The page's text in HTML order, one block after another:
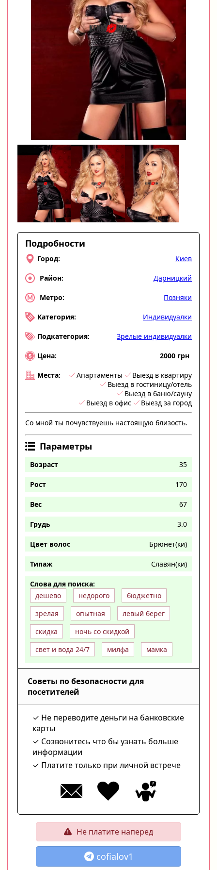
Подробности
Город: Киев
Район: Дарницкий
Метро: Позняки
Категория: Индивидуалки
Подкатегория: Зрелые индивидуалки
Цена: 2000 грн
Места: Апартаменты
Выезд в квартиру
Выезд в гостиницу/отель
Выезд в баню/сауну
Выезд в офис
Выезд за город
Со мной ты почувствуешь настоящую близость.
Параметры
Возраст 35
Рост 170
Вес 67
Грудь 3.0
Цвет волос Брюнет(ки)
Типаж Славян(ки)
Слова для поиска:
дешево
недорого
бюджетно
зрелая
опытная
левый берег
скидка
ночь со скидкой
свет и вода 24/7
милфа мамка
Советы по безопасности для
посетителей
Не переводите деньги на банковские
карты
Созвонитесь что бы узнать больше
информации
Платите только при личной встрече
Не платите наперед
cofialov1